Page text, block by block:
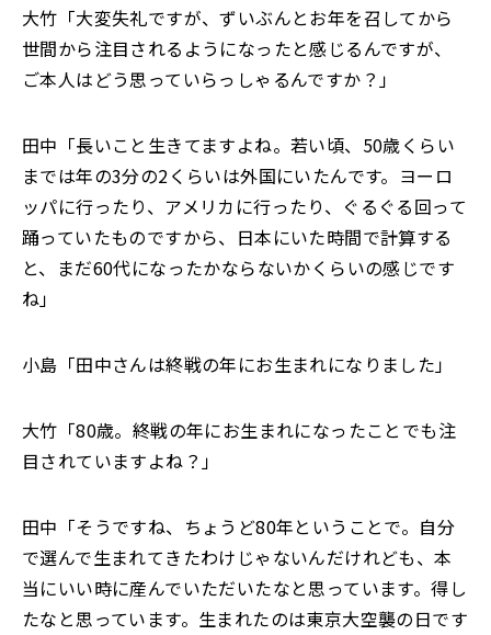
大竹「大変失礼ですが、ずいぶんとお年を召してから
世間から注目されるようになったと感じるんですが、
ご本人はどう思っていらっしゃるんですか？」
田中「長いこと生きてますよね。若い頃、50歳くらい
までは年の3分の2くらいは外国にいたんです。ヨーロ
ッパに行ったり、アメリカに行ったり、ぐるぐる回って
踊っていたものですから、日本にいた時間で計算する
と、まだ60代になったかならないかくらいの感じです
ね」
小島「田中さんは終戦の年にお生まれになりました」
大竹「80歳。終戦の年にお生まれになったことでも注
目されていますよね？」
田中「そうですね、ちょうど80年ということで。自分
で選んで生まれてきたわけじゃないんだけれども、本
当にいい時に産んでいただいたなと思っています。得し
たなと思っています。生まれたのは東京大空襲の日です